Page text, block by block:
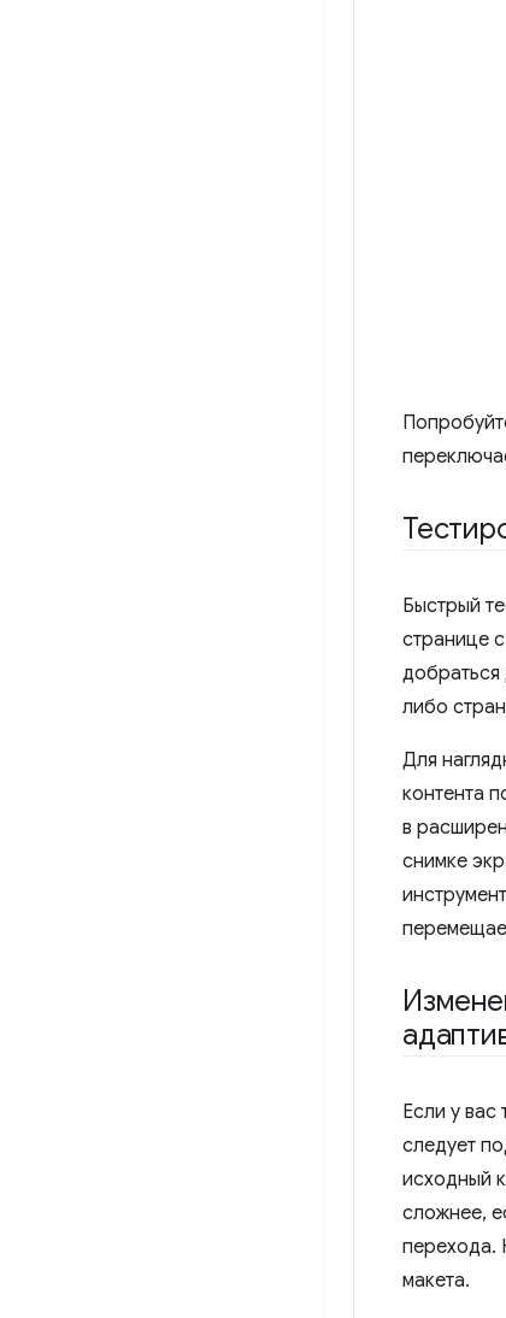
Быстрый
странице
добраться
либо
Для
контента
в
снимке
Если у вас
следует
исходный
сложнее,
перехода.
макета.